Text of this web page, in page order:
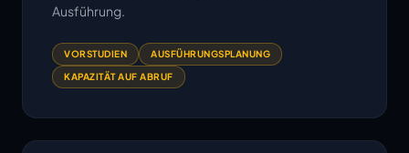
Ausführung.
VORSTUDIEN AUSFÜHRUNGSPLANUNG
KAPAZITÄT AUF ABRUF